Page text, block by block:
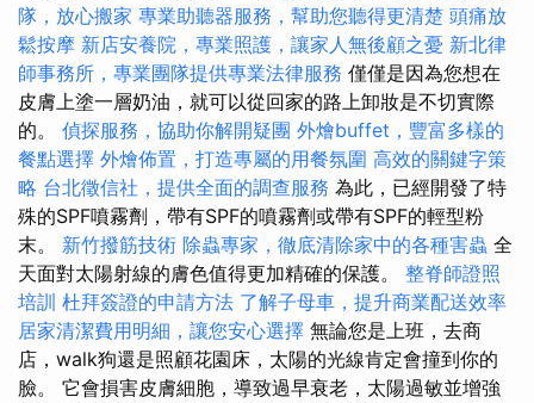
隊，放心搬家 專業助聽器服務，幫助您聽得更清楚 頭痛放
鬆按摩 新店安養院，專業照護，讓家人無後顧之憂 新北律
師事務所，專業團隊提供專業法律服務 僅僅是因為您想在
皮膚上塗一層奶油，就可以從回家的路上卸妝是不切實際
的。 偵探服務，協助你解開疑團 外燴buffet，豐富多樣的
餐點選擇 外燴佈置，打造專屬的用餐氛圍 高效的關鍵字策
略 台北徵信社，提供全面的調查服務 為此，已經開發了特
殊的SPF噴霧劑，帶有SPF的噴霧劑或帶有SPF的輕型粉
末。 新竹撥筋技術 除蟲專家，徹底清除家中的各種害蟲 全
天面對太陽射線的膚色值得更加精確的保護。 整脊師證照
培訓 杜拜簽證的申請方法 了解子母車，提升商業配送效率
居家清潔費用明細，讓您安心選擇 無論您是上班，去商
店，walk狗還是照顧花園床，太陽的光線肯定會撞到你的
臉。 它會損害皮膚細胞，導致過早衰老，太陽過敏並增強